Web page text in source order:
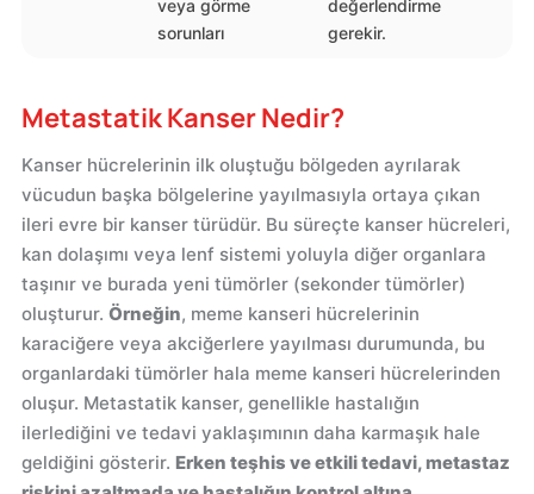
veya görme
sorunları
değerlendirme
gerekir.
Metastatik Kanser Nedir?
Kanser hücrelerinin ilk oluştuğu bölgeden ayrılarak
vücudun başka bölgelerine yayılmasıyla ortaya çıkan
ileri evre bir kanser türüdür. Bu süreçte kanser hücreleri,
kan dolaşımı veya lenf sistemi yoluyla diğer organlara
taşınır ve burada yeni tümörler (sekonder tümörler)
oluşturur. Örneğin, meme kanseri hücrelerinin
karaciğere veya akciğerlere yayılması durumunda, bu
organlardaki tümörler hala meme kanseri hücrelerinden
oluşur. Metastatik kanser, genellikle hastalığın
ilerlediğini ve tedavi yaklaşımının daha karmaşık hale
geldiğini gösterir. Erken teşhis ve etkili tedavi, metastaz